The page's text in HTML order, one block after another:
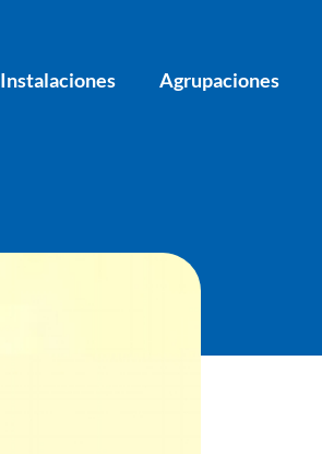
Instalaciones Agrupaciones